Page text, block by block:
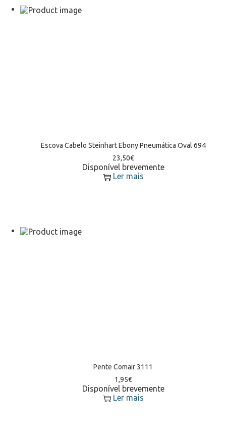
Escova Cabelo Steinhart Ebony Pneumática Oval 694
23,50€
Disponível brevemente
Ler mais
Pente Comair 3111
1,95€
Disponível brevemente
Ler mais